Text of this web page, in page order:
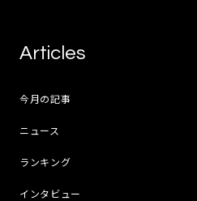
Articles
今月の記事
ニュース
ランキング
インタビュー